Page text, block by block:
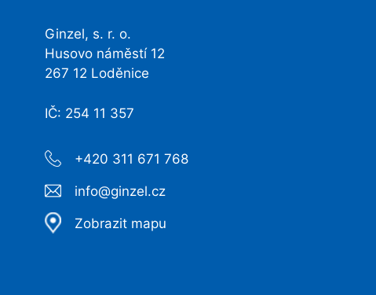
Ginzel, s. r. o.
Husovo náměstí 12
267 12 Loděnice
IČ: 254 11 357
+420 311 671 768
info@ginzel.cz
Zobrazit mapu